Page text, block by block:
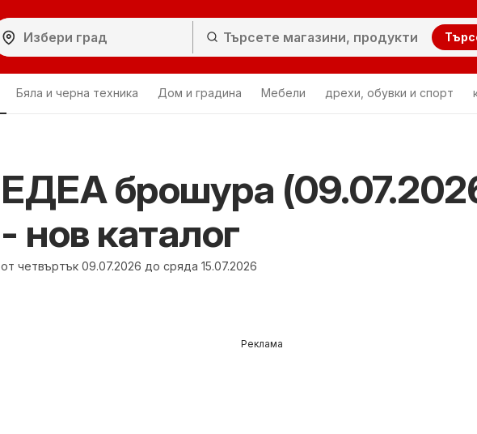
Бяла и черна техника Дом и градина Мебели дрехи, обувки и спорт
ЕДЕА брошура
- нов каталог
от четвъртък 09.07.2026 до сряда 15.07.2026
Реклама